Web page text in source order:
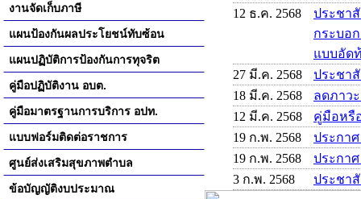
งานจัดเก็บภาษี
แผนป้องกันผลประโยชน์ทับซ้อน
แผนปฏิบัติการป้องกันการทุจริต
คู่มือปฏิบัติงาน อบต.
คู่มือมาตรฐานการบริการ อปท.
แบบฟอร์มติดต่อราชการ
ศูนย์ส่งเสริมสุขภาพตำบล
ข้อบัญญัติงบประมาณ
12 ธ.ค. 2568
ประชา
กระบอ
แบบอัด
27 มี.ค. 2568
ประชา
18 มี.ค. 2568
ลดภาว
12 มี.ค. 2568
คู่มือหรื
19 ก.พ. 2568
ประกา
19 ก.พ. 2568
ประกา
3 ก.พ. 2568
ประชา